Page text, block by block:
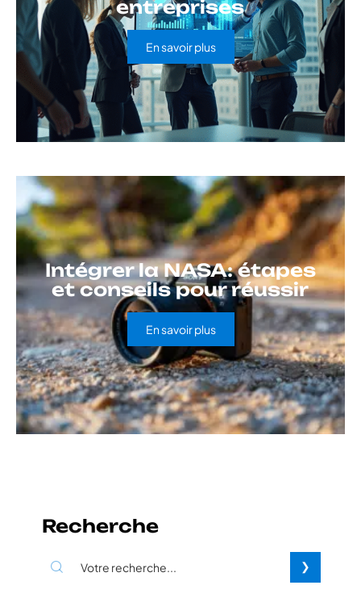
entreprises
En savoir plus
Intégrer la NASA: étapes
et conseils pour réussir
En savoir plus
Recherche